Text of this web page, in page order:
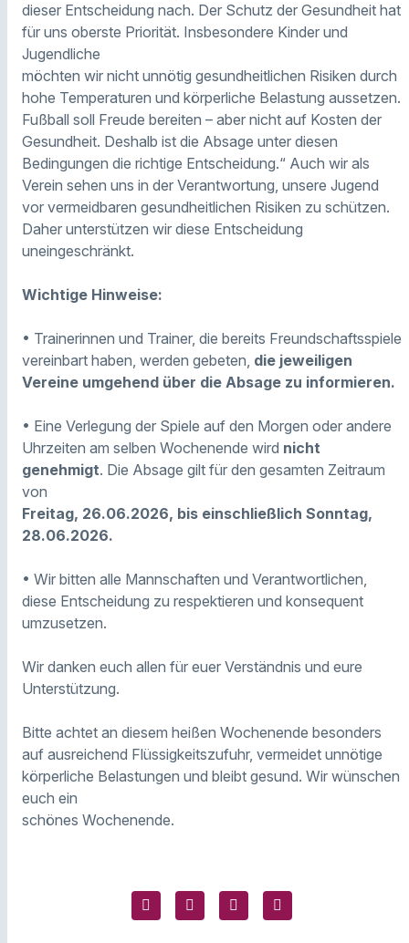
dieser Entscheidung nach. Der Schutz der Gesundheit hat
für uns oberste Priorität. Insbesondere Kinder und
Jugendliche
möchten wir nicht unnötig gesundheitlichen Risiken durch
hohe Temperaturen und körperliche Belastung aussetzen.
Fußball soll Freude bereiten – aber nicht auf Kosten der
Gesundheit. Deshalb ist die Absage unter diesen
Bedingungen die richtige Entscheidung.“ Auch wir als
Verein sehen uns in der Verantwortung, unsere Jugend
vor vermeidbaren gesundheitlichen Risiken zu schützen.
Daher unterstützen wir diese Entscheidung
uneingeschränkt.
Wichtige Hinweise:
• Trainerinnen und Trainer, die bereits Freundschaftsspiele
vereinbart haben, werden gebeten, die jeweiligen
Vereine umgehend über die Absage zu informieren.
• Eine Verlegung der Spiele auf den Morgen oder andere
Uhrzeiten am selben Wochenende wird nicht
genehmigt. Die Absage gilt für den gesamten Zeitraum
von
Freitag, 26.06.2026, bis einschließlich Sonntag,
28.06.2026.
• Wir bitten alle Mannschaften und Verantwortlichen,
diese Entscheidung zu respektieren und konsequent
umzusetzen.
Wir danken euch allen für euer Verständnis und eure
Unterstützung.
Bitte achtet an diesem heißen Wochenende besonders
auf ausreichend Flüssigkeitszufuhr, vermeidet unnötige
körperliche Belastungen und bleibt gesund. Wir wünschen
euch ein
schönes Wochenende.